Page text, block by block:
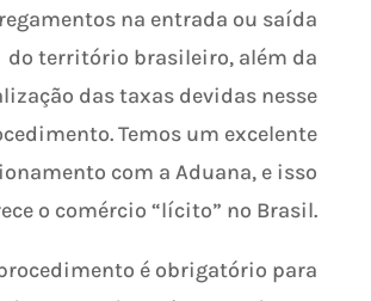
na entrada ou saída
do território brasileiro, além da
das taxas devidas nesse
Temos um excelente
com a Aduana, e isso
o comércio “lícito” no Brasil.
é obrigatório para